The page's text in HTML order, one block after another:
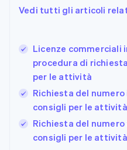
Vedi tutti gli articoli
Licenze commerciali
procedura di
per le attività
Richiesta del
consigli per le
Richiesta del
consigli per le
Francia
DeutschEnglish
Giappone
日本語 English
English
Grecia
English
India
English